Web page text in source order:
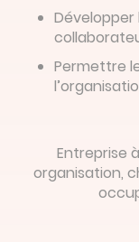
Permettre
Entreprise
organisation,